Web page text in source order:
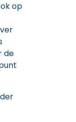
op
de